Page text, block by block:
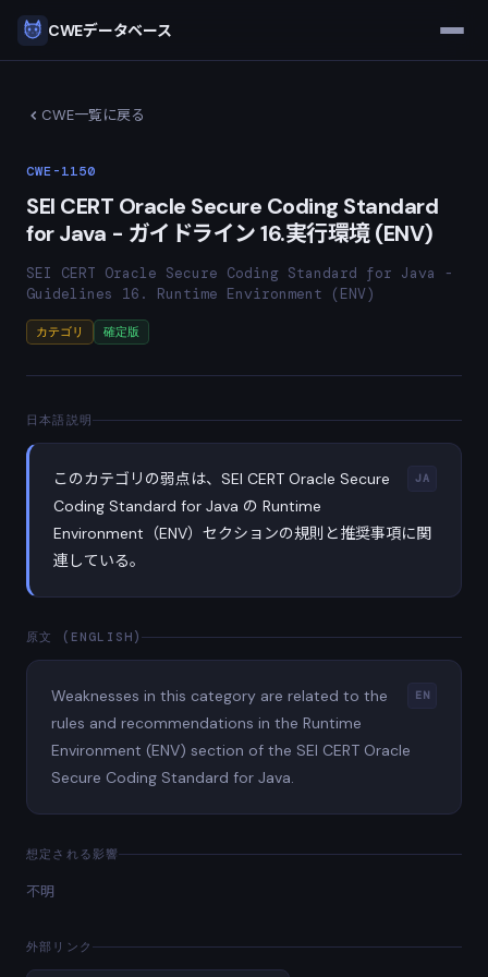
CWEデータベース
CWE一覧に戻る
CWE-1150
SEI CERT Oracle Secure Coding Standard
for Java - ガイドライン 16.実行環境 (ENV)
SEI CERT Oracle Secure Coding Standard for Java -
Guidelines 16. Runtime Environment (ENV)
カテゴリ 確定版
日本語説明
JA
このカテゴリの弱点は、SEI CERT Oracle Secure
Coding Standard for Java の Runtime
Environment（ENV）セクションの規則と推奨事項に関
連している。
原文 (ENGLISH)
EN
Weaknesses in this category are related to the
rules and recommendations in the Runtime
Environment (ENV) section of the SEI CERT Oracle
Secure Coding Standard for Java.
想定される影響
不明
外部リンク